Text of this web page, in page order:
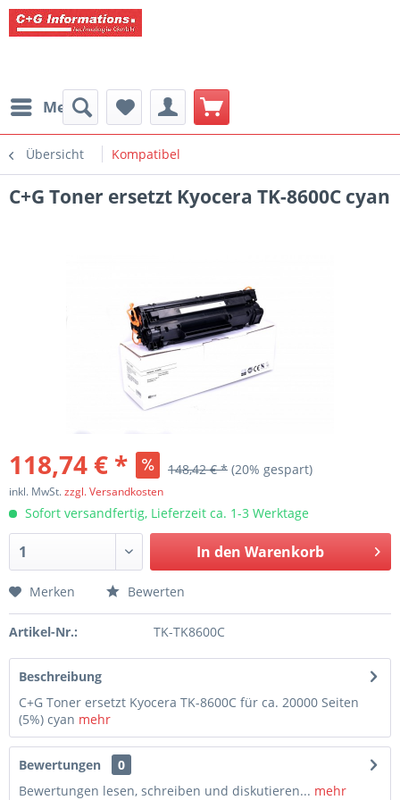
Menü
Übersicht Kompatibel
C+G Toner ersetzt Kyocera TK-8600C cyan
118,74 € * 148,42 € * (20% gespart)
inkl. MwSt.zzgl. Versandkosten
Sofort versandfertig, Lieferzeit ca. 1-3 Werktage
In den Warenkorb
Merken Bewerten
Artikel-Nr.: TK-TK8600C
Beschreibung
C+G Toner ersetzt Kyocera TK-8600C für ca. 20000 Seiten
(5%) cyan mehr
Bewertungen
0
Bewertungen lesen, schreiben und diskutieren... mehr